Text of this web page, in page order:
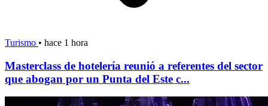
Turismo • hace 1 hora
Masterclass de hotelería reunió a referentes del sector
que abogan por un Punta del Este c...